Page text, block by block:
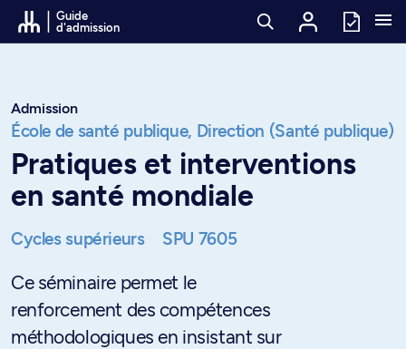
Passer au contenu
Guide
d'admission
Admission
École de santé publique, Direction (Santé publique)
Pratiques et interventions
en santé mondiale
Cycles supérieurs SPU 7605
Ce séminaire permet le
renforcement des compétences
méthodologiques en insistant sur